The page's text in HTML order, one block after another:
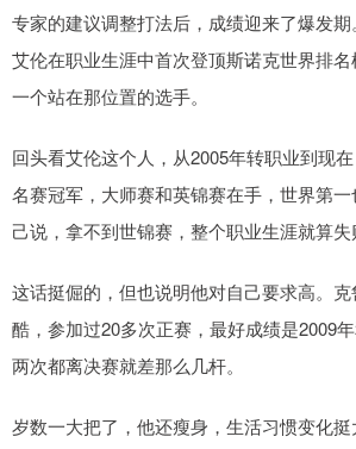
专家的建议调整打法后，成绩迎来了爆发期
艾伦在职业生涯中首次登顶斯诺克世界排
一个站在那位置的选手。
回头看艾伦这个人，从2005年转职业到现
名赛冠军，大师赛和英锦赛在手，世界第
己说，拿不到世锦赛，整个职业生涯就算失
这话挺倔的，但也说明他对自己要求高。
酷，参加过20多次正赛，最好成绩是2009
两次都离决赛就差那么几杆。
岁数一大把了，他还瘦身，生活习惯变化挺